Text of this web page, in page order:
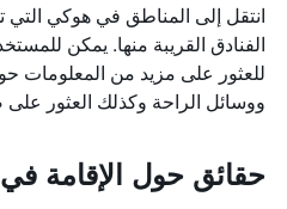
انتقل إلى المناطق في هوكي التي
الفنادق القريبة منها. يمكن
للعثور على مزيد من المعلومات
ووسائل الراحة وكذلك العثور
حقائق حول الإقامة